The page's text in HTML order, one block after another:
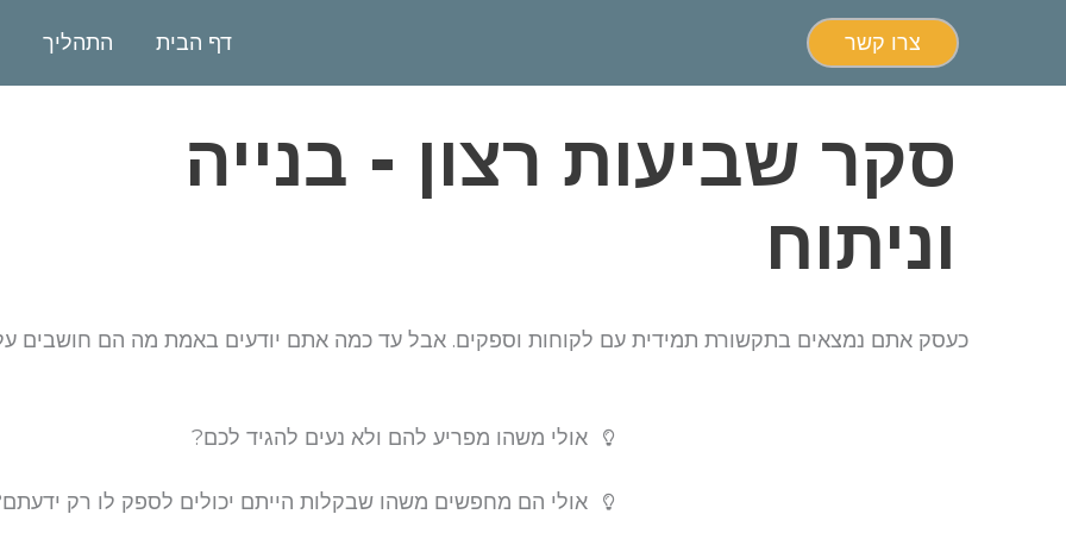
דף הבית התהליך צרו קשר
סקר שביעות רצון - בנייה
וניתוח
כעסק אתם נמצאים בתקשורת תמידית עם לקוחות וספקים. אבל עד כמה אתם יודעים באמת מה הם חושבים
אולי משהו מפריע להם ולא נעים להגיד לכם?
אולי הם מחפשים משהו שבקלות הייתם יכולים לספק לו רק